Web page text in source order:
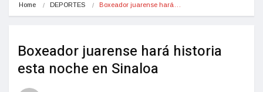
Home DEPORTES Boxeador juarense hará…
Boxeador juarense hará historia
esta noche en Sinaloa